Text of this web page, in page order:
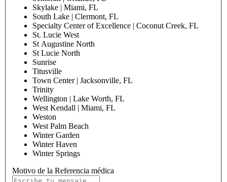
Skylake | Miami, FL
South Lake | Clermont, FL
Specialty Center of Excellence | Coconut Creek, FL
St. Lucie West
St Augustine North
St Lucie North
Sunrise
Titusville
Town Center | Jacksonville, FL
Trinity
Wellington | Lake Worth, FL
West Kendall | Miami, FL
Weston
West Palm Beach
Winter Garden
Winter Haven
Winter Springs
Motivo de la Referencia médica